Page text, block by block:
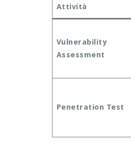
Attività
Vulnerability
Assessment
Penetration Test